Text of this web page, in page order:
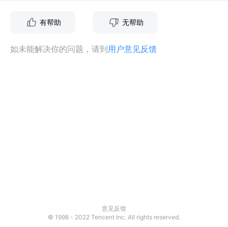
有帮助 无帮助
如未能解决你的问题，请到用户意见反馈
意见反馈
© 1998 - 2022 Tencent Inc. All rights reserved.